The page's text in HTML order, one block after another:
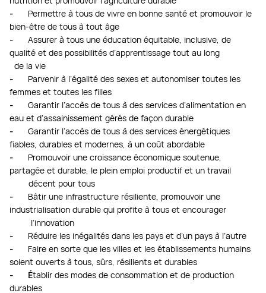
- Permettre à tous de vivre en bonne santé et promouvoir le
bien-être de tous à tout âge
- Assurer à tous une éducation équitable, inclusive, de
qualité et des possibilités d’apprentissage tout au long
de la vie
- Parvenir à l’égalité des sexes et autonomiser toutes les
femmes et toutes les filles
- Garantir l’accès de tous à des services d’alimentation en
eau et d’assainissement gérés de façon durable
- Garantir l’accès de tous à des services énergétiques
fiables, durables et modernes, à un coût abordable
- Promouvoir une croissance économique soutenue,
partagée et durable, le plein emploi productif et un travail
décent pour tous
- Bâtir une infrastructure résiliente, promouvoir une
industrialisation durable qui profite à tous et encourager
l’innovation
- Réduire les inégalités dans les pays et d’un pays à l’autre
- Faire en sorte que les villes et les établissements humains
soient ouverts à tous, sûrs, résilients et durables
- Établir des modes de consommation et de production
durables